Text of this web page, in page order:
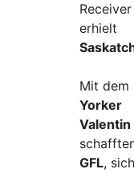
Mit dem
Yorker
GFL,